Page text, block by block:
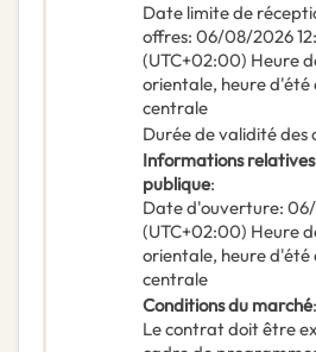
Date limite de
offres: 06/08/2026
(UTC+02:00) Heure
orientale, heure d'été
centrale
Durée de validité des
Informations
publique:
Date d'ouverture:
(UTC+02:00) Heure
orientale, heure d'été
centrale
Conditions du marché:
Le contrat doit être